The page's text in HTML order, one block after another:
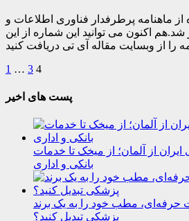
از ماهنامه پرطرفدار فناوری اطلاعات و
اکنون می توانید این شماره از این
1 … 3 4
پست های اخیر
از آلمان؛ از میخک تا خدمات
بانکی و اداری
حرفه‌ای، مطب خود را به یک برند
پزشکی تبدیل کنید؟